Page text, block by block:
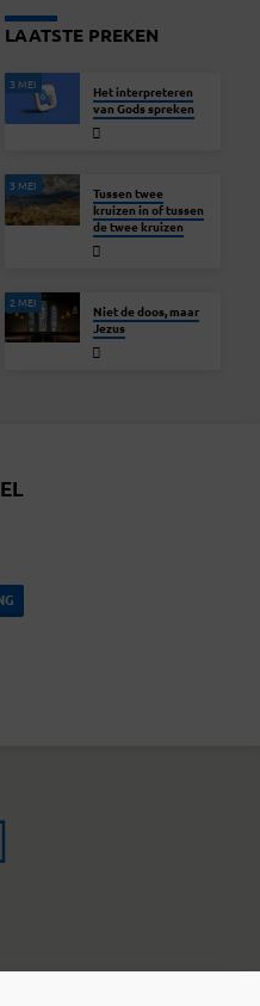
LAATSTE PREKEN
3 MEI
Het interpreteren
van Gods spreken
3 MEI
Tussen twee
kruizen in of tussen
de twee kruizen
2 MEI
Niet de doos, maar
Jezus